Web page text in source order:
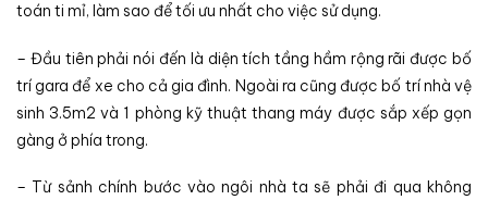
toán ti mỉ, làm sao để tối ưu nhất cho việc sử dụng.
– Đầu tiên phải nói đến là diện tích tầng hầm rộng rãi được bố
trí gara để xe cho cả gia đình. Ngoài ra cũng được bố trí nhà vệ
sinh 3.5m2 và 1 phòng kỹ thuật thang máy được sắp xếp gọn
gàng ở phía trong.
– Từ sảnh chính bước vào ngôi nhà ta sẽ phải đi qua không